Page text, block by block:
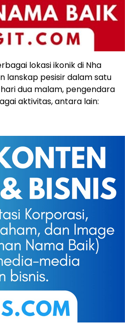
lokasi ikonik di Nha
lanskap pesisir dalam satu
dua malam, pengendara
aktivitas, antara lain: